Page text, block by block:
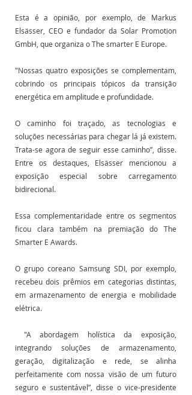
Esta é a opinião, por exemplo, de Markus
Elsässer, CEO e fundador da Solar Promotion
GmbH, que organiza o The smarter E Europe.
"Nossas quatro exposições se complementam,
cobrindo os principais tópicos da transição
energética em amplitude e profundidade.
O caminho foi traçado, as tecnologias e
soluções necessárias para chegar lá já existem.
Trata-se agora de seguir esse caminho”, disse.
Entre os destaques, Elsässer mencionou a
exposição especial sobre carregamento
bidirecional.
Essa complementaridade entre os segmentos
ficou clara também na premiação do The
Smarter E Awards.
O grupo coreano Samsung SDI, por exemplo,
recebeu dois prêmios em categorias distintas,
em armazenamento de energia e mobilidade
elétrica.
integrando soluções de armazenamento,
geração, digitalização e rede, se alinha
perfeitamente com nossa visão de um futuro
seguro e sustentável”, disse o vice-presidente